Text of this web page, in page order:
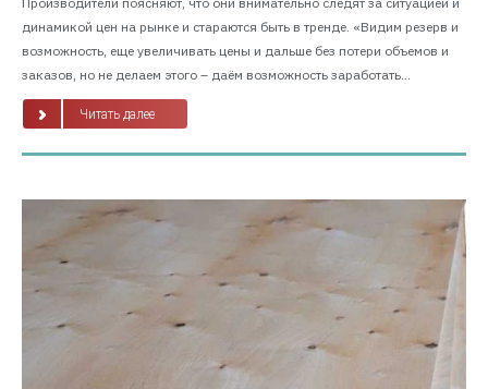
динамикой цен на рынке и стараются быть в тренде. «Видим резерв и
возможность, еще увеличивать цены и дальше без потери объемов и
заказов, но не делаем этого – даём возможность заработать...
Читать далее